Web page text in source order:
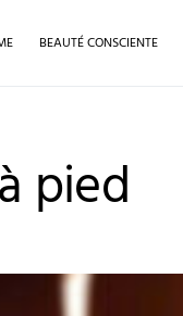
BEAUTÉ CONSCIENTE
pied